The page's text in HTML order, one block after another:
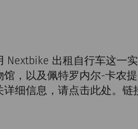
出租自行车这一
，以及佩特罗内尔-卡农
细信息，请点击此处。链